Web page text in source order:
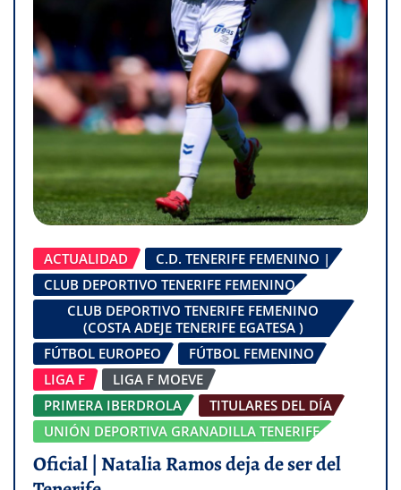
ACTUALIDAD
C.D. TENERIFE FEMENINO |
CLUB DEPORTIVO TENERIFE FEMENINO
CLUB DEPORTIVO TENERIFE FEMENINO
(COSTA ADEJE TENERIFE EGATESA )
FÚTBOL EUROPEO
FÚTBOL FEMENINO
LIGA F
LIGA F MOEVE
PRIMERA IBERDROLA
TITULARES DEL DÍA
UNIÓN DEPORTIVA GRANADILLA TENERIFE
Oficial | Natalia Ramos deja de ser del